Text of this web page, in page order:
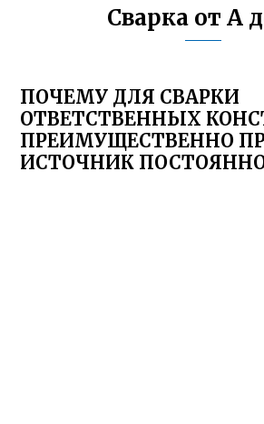
Сварка от А
ПОЧЕМУ ДЛЯ СВАРКИ
ОТВЕТСТВЕННЫХ
ПРЕИМУЩЕСТВЕННО
ИСТОЧНИК